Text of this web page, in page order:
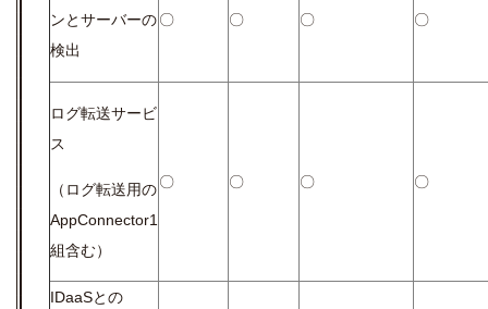
ンとサーバーの
検出
〇 〇 〇 〇
ログ転送サービ
ス
（ログ転送用の
AppConnector1
組含む）
〇 〇 〇 〇
IDaaSとの